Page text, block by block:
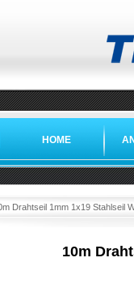
HOME
Drahtseil 1mm 1x19 Stahlseil
10m